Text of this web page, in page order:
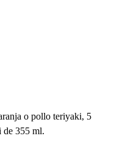
o pollo teriyaki, 5
de 355 ml.